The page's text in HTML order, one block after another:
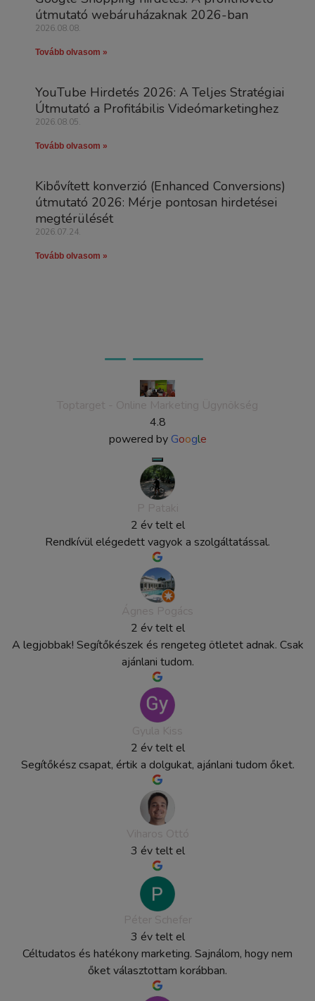
útmutató webáruházaknak 2026-ban
2026.08.08.
Tovább olvasom »
YouTube Hirdetés 2026: A Teljes Stratégiai
Útmutató a Profitábilis Videómarketinghez
2026.08.05.
Tovább olvasom »
Kibővített konverzió (Enhanced Conversions)
útmutató 2026: Mérje pontosan hirdetései
megtérülését
2026.07.24.
Tovább olvasom »
4.8
powered by Google
2 év telt el
Rendkívül elégedett vagyok a szolgáltatással.
2 év telt el
A legjobbak! Segítőkészek és rengeteg ötletet adnak. Csak
ajánlani tudom.
2 év telt el
Segítőkész csapat, értik a dolgukat, ajánlani tudom őket.
3 év telt el
3 év telt el
Céltudatos és hatékony marketing. Sajnálom, hogy nem
őket választottam korábban.